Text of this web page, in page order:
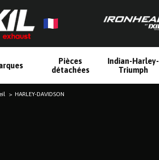
Pièces
détachées
Indian-Harley-
Triumph
HARLEY-DAVIDSON